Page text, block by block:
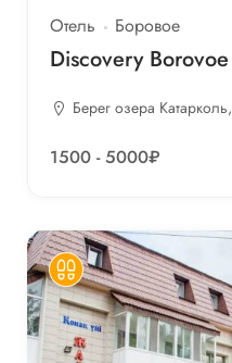
Отель Боровое
Discovery Borovoе
Берег озера
1500 - 5000₽